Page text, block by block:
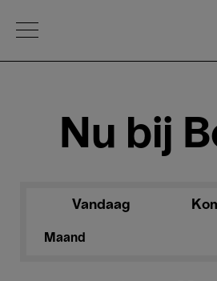
Open Menu
Nu bij
Vandaag
Maand